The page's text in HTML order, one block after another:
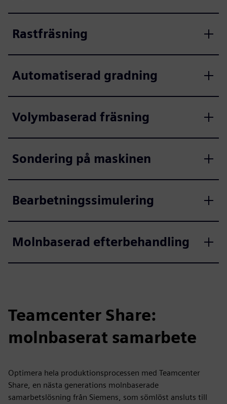
Rastfräsning
Automatiserad gradning
Volymbaserad fräsning
Sondering på maskinen
Bearbetningssimulering
Molnbaserad efterbehandling
Teamcenter Share:
molnbaserat samarbete
Optimera hela produktionsprocessen med Teamcenter
Share, en nästa generations molnbaserade
samarbetslösning från Siemens, som sömlöst ansluts till